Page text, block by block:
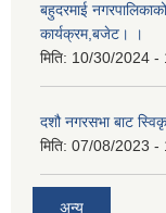
बहुदरमाई
कार्यक्रम,बजेट। ।
मिति: 10/30/2024 -
दशौ नगरसभा बाट
मिति: 07/08/2023 -
अन्य